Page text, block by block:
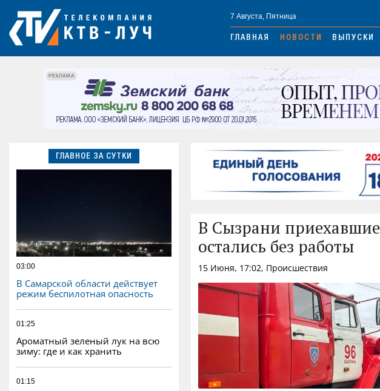
7 Августа, Пятница
ГЛАВНАЯ НОВОСТИ ВЫПУСКИ
РЕКЛАМА
ГЛАВНОЕ ЗА СУТКИ
03:00
В Самарской области действует
режим беспилотная опасность
01:25
Ароматный зеленый лук на всю
зиму: где и как хранить
01:15
В Сызрани
остались без работы
15 Июня, 17:02, Происшествия